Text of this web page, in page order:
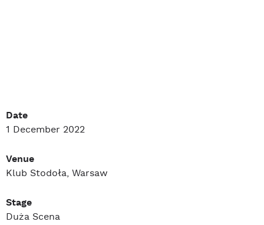
Date
1 December 2022
Venue
Klub Stodoła, Warsaw
Stage
Duża Scena